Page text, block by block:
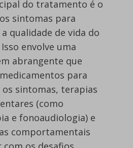
do tratamento é o
sintomas para
qualidade de vida do
envolve uma
abrangente que
para
sintomas, terapias
(como
e fonoaudiologia) e
comportamentais